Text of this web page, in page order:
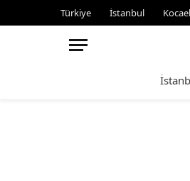
Türkiye İstanbul